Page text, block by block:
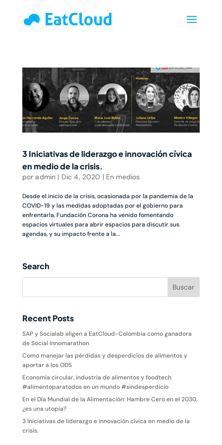
3 Iniciativas de liderazgo e innovación cívica
en medio de la crisis.
poradmin | Dic 4, 2020 | En medios
Desde el inicio de la crisis, ocasionada por la pandemia de la
COVID-19 y las medidas adoptadas por el gobierno para
enfrentarla, Fundación Corona ha venido fomentando
espacios virtuales para abrir espacios para discutir sus
agendas, y su impacto frente a la...
Search
Recent Posts
SAP y Socialab eligen a EatCloud-Colombia como ganadora
de Social Innomarathon
Como manejar las pérdidas y desperdicios de alimentos y
aportar a los ODS
Economía circular, industria de alimentos y foodtech
#alimentoparatodos en un mundo #sindesperdicio
En el Día Mundial de la Alimentación: Hambre Cero en el 2030,
¿es una utopía?
3 Iniciativas de liderazgo e innovación cívica en medio de la
crisis.